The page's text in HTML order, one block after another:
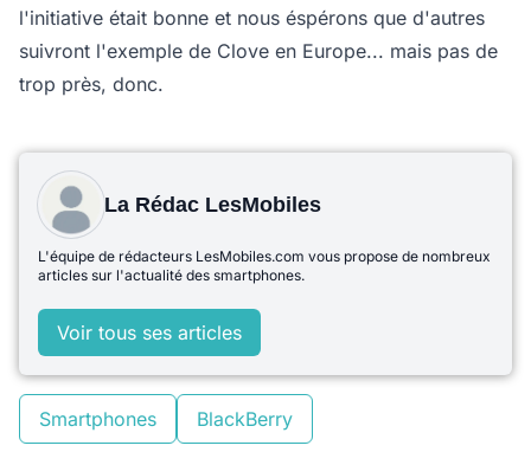
l'initiative était bonne et nous éspérons que d'autres
suivront l'exemple de Clove en Europe... mais pas de
trop près, donc.
La Rédac LesMobiles
L'équipe de rédacteurs LesMobiles.com vous propose de nombreux
articles sur l'actualité des smartphones.
Voir tous ses articles
Smartphones BlackBerry